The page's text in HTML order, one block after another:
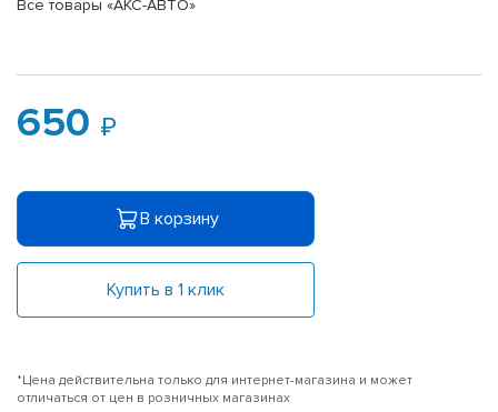
Все товары «АКС-АВТО»
650
В корзину
Купить в 1 клик
*Цена действительна только для интернет-магазина и может
отличаться от цен в розничных магазинах